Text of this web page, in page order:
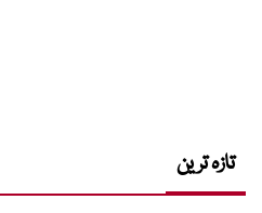
تازہ ترین